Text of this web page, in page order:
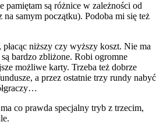
pamiętam są różnice w zależności od
samym początku). Podoba mi się też
niższy czy wyższy koszt. Nie ma
bardzo zbliżone. Robi ogromne
możliwe karty. Trzeba też dobrze
a przez ostatnie trzy rundy nabyć
co prawda specjalny tryb z trzecim,